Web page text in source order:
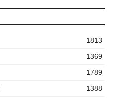
1813
1369
1789
1388